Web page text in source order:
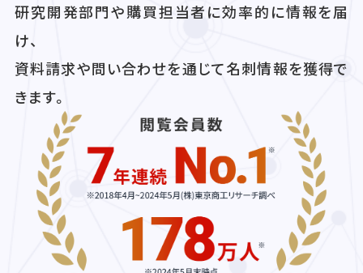
研究開発部門や購買担当者に効率的に情報を届
け、
資料請求や問い合わせを通じて名刺情報を獲得で
きます。